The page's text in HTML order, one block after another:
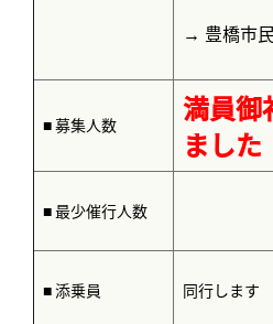
→ 豊橋市
■ 募集人数
満員御
ました
■ 最少催行人数
■ 添乗員 同行します